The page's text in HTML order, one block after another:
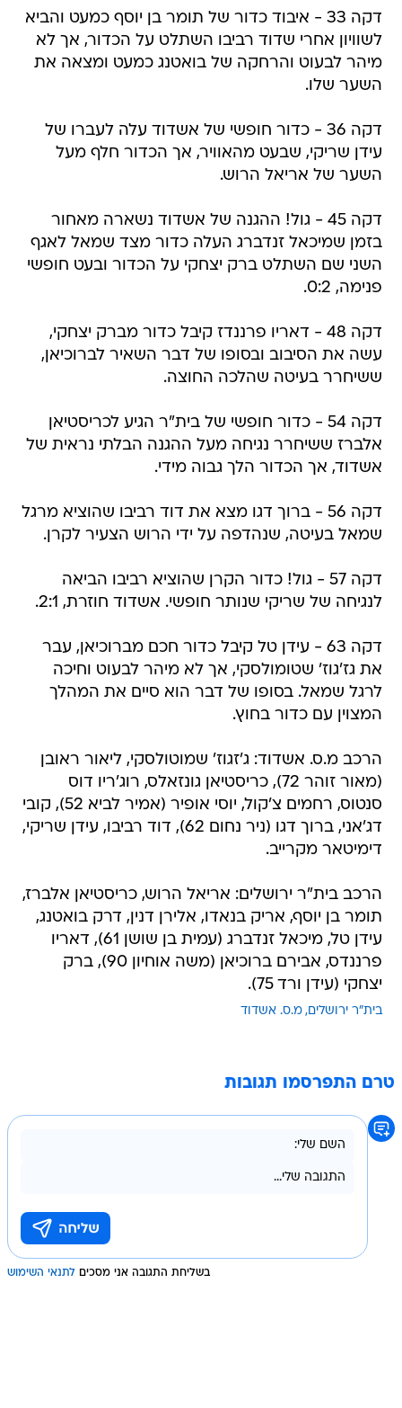
דקה 33 - איבוד כדור של תומר בן יוסף כמעט והביא
לשוויון אחרי שדוד רביבו השתלט על הכדור, אך לא
מיהר לבעוט והרחקה של בואטנג כמעט ומצאה את
השער שלו.
דקה 36 - כדור חופשי של אשדוד עלה לעברו של
עידן שריקי, שבעט מהאוויר, אך הכדור חלף מעל
השער של אריאל הרוש.
דקה 45 - גול! ההגנה של אשדוד נשארה מאחור
בזמן שמיכאל זנדברג העלה כדור מצד שמאל לאגף
השני שם השתלט ברק יצחקי על הכדור ובעט חופשי
פנימה, 0:2.
דקה 48 - דאריו פרננדז קיבל כדור מברק יצחקי,
עשה את הסיבוב ובסופו של דבר השאיר לברוכיאן,
ששיחרר בעיטה שהלכה החוצה.
דקה 54 - כדור חופשי של בית"ר הגיע לכריסטיאן
אלברז ששיחרר נגיחה מעל ההגנה הבלתי נראית של
אשדוד, אך הכדור הלך גבוה מידי.
דקה 56 - ברוך דגו מצא את דוד רביבו שהוציא מרגל
שמאל בעיטה, שנהדפה על ידי הרוש הצעיר לקרן.
דקה 57 - גול! כדור הקרן שהוציא רביבו הביאה
לנגיחה של שריקי שנותר חופשי. אשדוד חוזרת, 2:1.
דקה 63 - עידן טל קיבל כדור חכם מברוכיאן, עבר
את גז'גוז' שטומולסקי, אך לא מיהר לבעוט וחיכה
לרגל שמאל. בסופו של דבר הוא סיים את המהלך
המצוין עם כדור בחוץ.
הרכב מ.ס. אשדוד: ג'זגוז' שמוטולסקי, ליאור ראובן
(מאור זוהר 72), כריסטיאן גונזאלס, רוג'ריו דוס
סנטוס, רחמים צ'קול, יוסי אופיר (אמיר לביא 52), קובי
דג'אני, ברוך דגו (ניר נחום 62), דוד רביבו, עידן שריקי,
דימיטאר מקרייב.
הרכב בית"ר ירושלים: אריאל הרוש, כריסטיאן אלברז,
תומר בן יוסף, אריק בנאדו, אלירן דנין, דרק בואטנג,
עידן טל, מיכאל זנדברג (עמית בן שושן 61), דאריו
פרננדס, אבירם ברוכיאן (משה אוחיון 90), ברק
יצחקי (עידן ורד 75).
בית"ר ירושלים מ.ס. אשדוד
טרם התפרסמו תגובות
בשליחת התגובה אני מסכים לתנאי השימוש